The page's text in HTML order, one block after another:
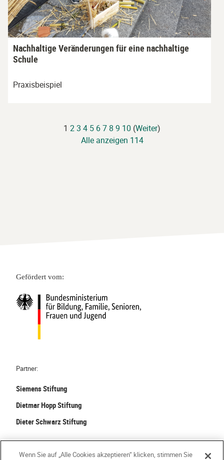
Nachhaltige Veränderungen für eine nachhaltige
Schule
Praxisbeispiel
1 23 4 5 67 8 9 10 (Weiter)
Alle anzeigen 114
Gefördert vom:
Partner:
Siemens Stiftung
Dietmar Hopp Stiftung
Dieter Schwarz Stiftung
Wenn Sie auf „Alle Cookies akzeptieren“ klicken, stimmen Sie